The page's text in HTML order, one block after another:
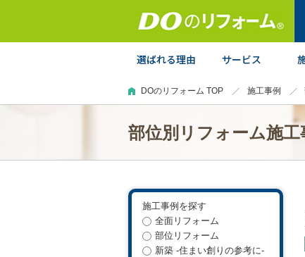
DOのリフォーム TOP 施工事例
部位別リフォーム施工
施工事例を探す
全面リフォーム
部位リフォーム
新築 -住まい創りの参考に-